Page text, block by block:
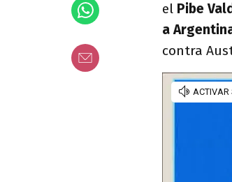
el Pibe
a
contra